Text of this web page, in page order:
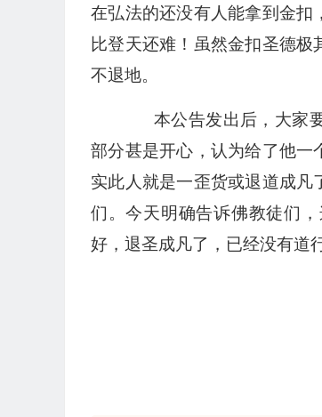
在弘法的还没有人能拿到金扣
比登天还难！虽然金扣圣德
不退地。
本公告发出后，大家要
部分甚是开心，认为给了他一
实此人就是一歪货或退道成
们。今天明确告诉佛教徒们
好，退圣成凡了，已经没有道